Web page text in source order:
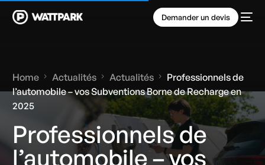
Demander un devis
Home Actualités Actualités
Professionnels de
l’automobile – vos Subventions Borne de Recharge en
2025
Professionnels de
l’automobile – vos